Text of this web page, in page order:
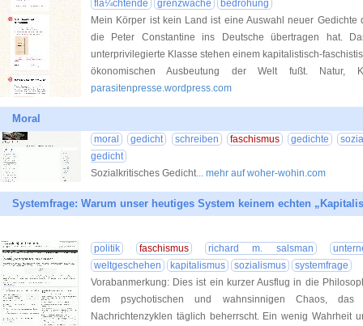
flã¼chtende
grenzwache
bedrohung
Mein Körper ist kein Land ist eine Auswahl neuer Gedichte
die Peter Constantine ins Deutsche übertragen hat.
unterprivilegierte Klasse stehen einem kapitalistisch-
ökonomischen Ausbeutung der Welt fußt.
parasitenpresse.wordpress.com
Moral
moral gedicht schreiben faschismus gedichte
gedicht
Sozialkritisches Gedicht... mehr auf woher-wohin.com
Systemfrage: Warum unser heutiges System keinem echten
politik faschismus richard m. salsman
weltgeschehen
kapitalismus sozialismus
systemfrage
Vorabanmerkung: Dies ist ein kurzer Ausflug in die
dem psychotischen und wahnsinnigen Chaos,
Nachrichtenzyklen täglich beherrscht. Ein wenig Wahrheit